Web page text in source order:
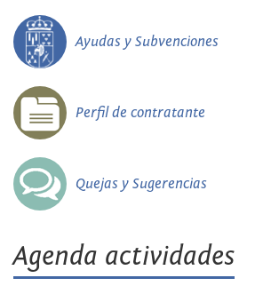
Ayudas y Subvenciones
Perfil de contratante
Quejas y Sugerencias
Agenda actividades